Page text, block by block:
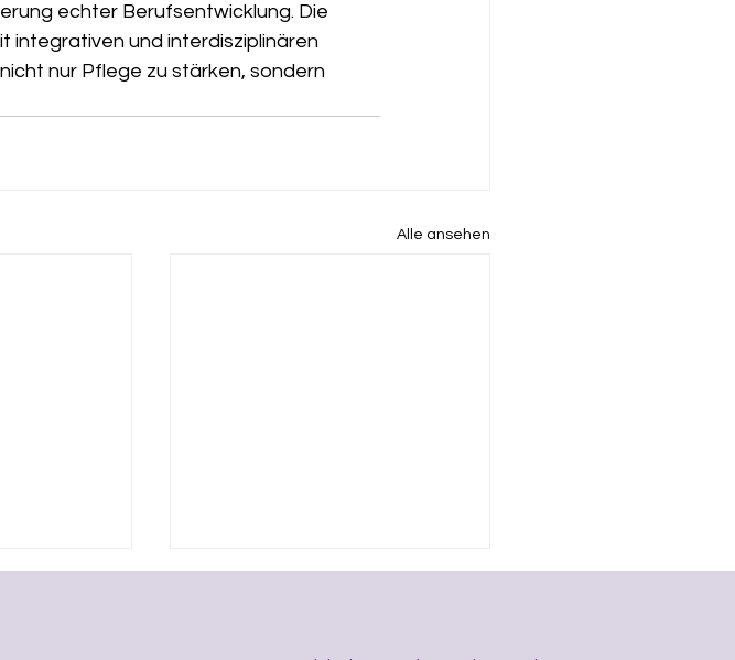
echter Berufsentwicklung. Die
integrativen und interdisziplinären
nur Pflege zu stärken, sondern
Alle ansehen